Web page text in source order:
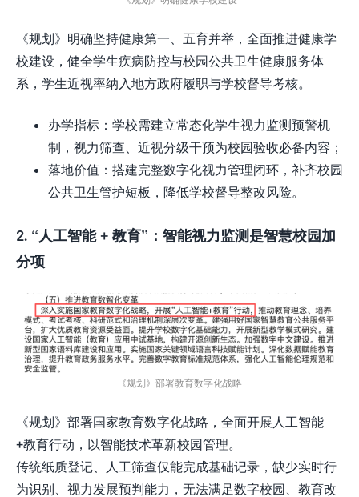
《规划》明确坚持健康第一、五育并举，全面推进健康学
校建设，健全学生疾病防控与校园公共卫生健康服务体
系，学生近视率纳入地方政府履职与学校督导考核。
办学指标：学校需建立常态化学生视力监测预警机
制，视力筛查、近视分级干预为校园验收必备内容；
落地价值：搭建完整数字化视力管理闭环，补齐校园
公共卫生管护短板，降低学校督导整改风险。
2. “人工智能+ 教育” ：智能视力监测是智慧校园加
分项
《规划》部署教育数字化战略
《规划》部署国家教育数字化战略，全面开展人工智能
+教育行动，以智能技术革新校园管理。
传统纸质登记、人工筛查仅能完成基础记录，缺少实时行
为识别、视力发展预判能力，无法满足数字校园、教育改